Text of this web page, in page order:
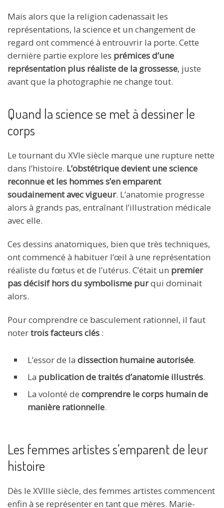
Mais alors que la religion cadenassait les
représentations, la science et un changement de
regard ont commencé à entrouvrir la porte. Cette
dernière partie explore les prémices d’une
représentation plus réaliste de la grossesse, juste
avant que la photographie ne change tout.
Quand la science se met à dessiner le
corps
Le tournant du XVIe siècle marque une rupture nette
dans l’histoire. L’obstétrique devient une science
reconnue et les hommes s’en emparent
soudainement avec vigueur. L’anatomie progresse
alors à grands pas, entraînant l’illustration médicale
avec elle.
Ces dessins anatomiques, bien que très techniques,
ont commencé à habituer l’œil à une représentation
réaliste du fœtus et de l’utérus. C’était un premier
pas décisif hors du symbolisme purqui dominait
alors.
Pour comprendre ce basculement rationnel, il faut
notertrois facteurs clés :
L’essor de la dissection humaine autorisée.
La publication de traités d’anatomie illustrés.
La volonté de comprendre le corps humain de
manière rationnelle.
Les femmes artistes s’emparent de leur
histoire
Dès le XVIIIe siècle, des femmes artistes commencent
enfin à se représenter en tant que mères. Marie-